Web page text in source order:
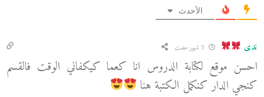
الأحدث
ندى
احسن موقع لكتابة الدروس انا كعما كيكفاني الوقت فالقسم
كنجي الدار كنكمل الكتبة هنا